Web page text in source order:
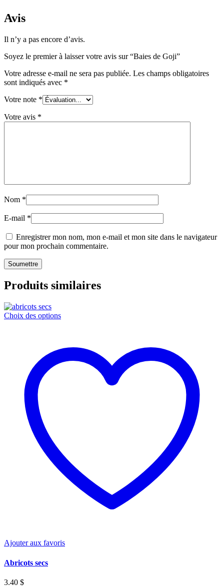
Avis
Il n’y a pas encore d’avis.
Soyez le premier à laisser votre avis sur “Baies de Goji”
Votre adresse e-mail ne sera pas publiée. Les champs obligatoires
sont indiqués avec *
Votre note *
Votre avis *
Nom *
E-mail *
Enregistrer mon nom, mon e-mail et mon site dans le navigateur
pour mon prochain commentaire.
Produits similaires
Choix des optionsCe
variations.
Les
Ajouter aux favoris
Abricots secs
3.40 $